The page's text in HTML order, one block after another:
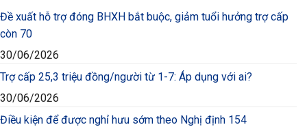
Đề xuất hỗ trợ đóng BHXH bắt buộc, giảm tuổi hưởng trợ cấp
còn 70
30/06/2026
Trợ cấp 25,3 triệu đồng/người từ 1-7: Áp dụng với ai?
30/06/2026
Điều kiện để được nghỉ hưu sớm theo Nghị định 154